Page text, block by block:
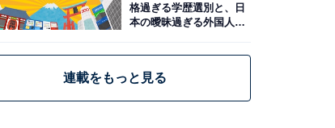
格過ぎる学歴選別と、日
本の曖昧過ぎる外国人政
連載をもっと見る